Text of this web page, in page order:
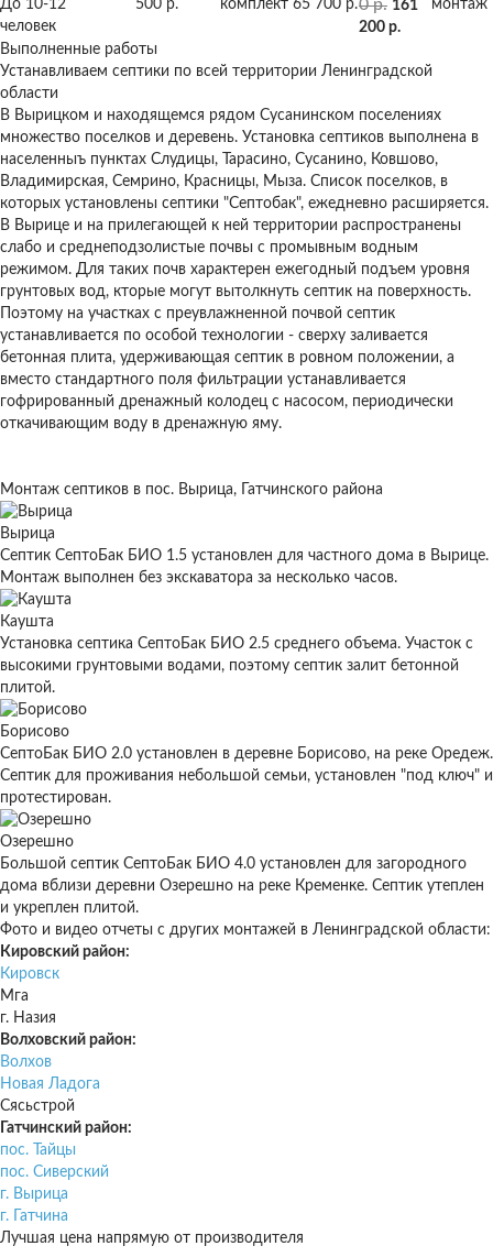
До 10-12
человек
500 р. комплект 65 700 р.0 р. 161
200 р.
монтаж
Выполненные работы
Устанавливаем септики по всей территории Ленинградской
области
В Вырицком и находящемся рядом Сусанинском поселениях
множество поселков и деревень. Установка септиков выполнена в
населенныъ пунктах Слудицы, Тарасино, Сусанино, Ковшово,
Владимирская, Семрино, Красницы, Мыза. Список поселков, в
которых установлены септики "Септобак", ежедневно расширяется.
В Вырице и на прилегающей к ней территории распространены
слабо и среднеподзолистые почвы с промывным водным
режимом. Для таких почв характерен ежегодный подъем уровня
грунтовых вод, кторые могут вытолкнуть септик на поверхность.
Поэтому на участках с преувлажненной почвой септик
устанавливается по особой технологии - сверху заливается
бетонная плита, удерживающая септик в ровном положении, а
вместо стандартного поля фильтрации устанавливается
гофрированный дренажный колодец с насосом, периодически
откачивающим воду в дренажную яму.
Монтаж септиков в пос. Вырица, Гатчинского района
Вырица
Септик СептоБак БИО 1.5 установлен для частного дома в Вырице.
Монтаж выполнен без экскаватора за несколько часов.
Каушта
Установка септика СептоБак БИО 2.5 среднего объема. Участок с
высокими грунтовыми водами, поэтому септик залит бетонной
плитой.
Борисово
СептоБак БИО 2.0 установлен в деревне Борисово, на реке Оредеж.
Септик для проживания небольшой семьи, установлен "под ключ" и
протестирован.
Озерешно
Большой септик СептоБак БИО 4.0 установлен для загородного
дома вблизи деревни Озерешно на реке Кременке. Септик утеплен
и укреплен плитой.
Фото и видео отчеты с других монтажей в Ленинградской области:
Кировский район:
Кировск
Мга
г. Назия
Волховский район:
Волхов
Новая Ладога
Сясьстрой
Гатчинский район:
пос. Тайцы
пос. Сиверский
г. Вырица
г. Гатчина
Лучшая цена напрямую от производителя